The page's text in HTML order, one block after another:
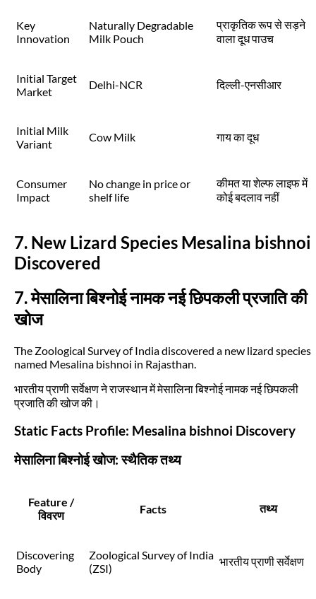
Key
Innovation
Naturally Degradable
Milk Pouch
प्राकृतिक रूप से सड़ने
वाला दूध पाउच
Initial Target
Market
Delhi-NCR दिल्ली-एनसीआर
Initial Milk
Variant
Cow Milk गाय का दूध
Consumer
Impact
No change in price or
shelf life
कीमत या शेल्फ लाइफ में
कोई बदलाव नहीं
7. New Lizard Species Mesalina bishnoi
Discovered
7. मेसालिना बिश्नोई नामक नई छिपकली प्रजाति की
खोज
The Zoological Survey of India discovered a new lizard species
named Mesalina bishnoi in Rajasthan.
भारतीय प्राणी सर्वेक्षण ने राजस्थान में मेसालिना बिश्नोई नामक नई छिपकली
प्रजाति की खोज की।
Static Facts Profile: Mesalina bishnoi Discovery
मेसालिना बिश्नोई खोज: स्थैतिक तथ्य
Feature /
विवरण
Facts तथ्य
Discovering
Body
Zoological Survey of India
(ZSI)
भारतीय प्राणी सर्वेक्षण